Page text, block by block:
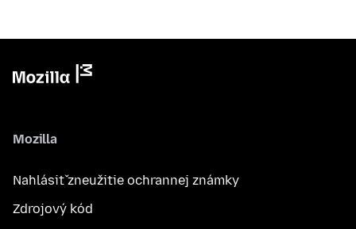
Mozilla
Nahlásiť zneužitie ochrannej známky
Zdrojový kód